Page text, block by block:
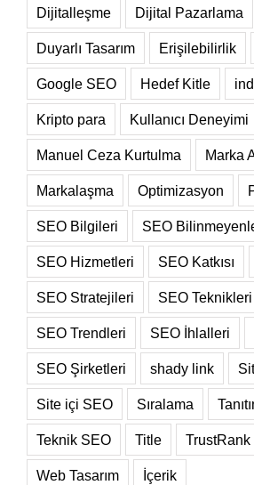
Dijitalleşme Dijital Pazarlama
Duyarlı Tasarım Erişilebilirlik
Google SEO Hedef Kitle
Kripto para Kullanıcı Deneyimi
Manuel Ceza Kurtulma Marka
Markalaşma Optimizasyon
SEO Bilgileri SEO
SEO Hizmetleri SEO Katkısı
SEO Stratejileri SEO Teknikleri
SEO Trendleri SEO İhlalleri
SEO Şirketleri shady link
Site içi SEO Sıralama
Teknik SEO Title TrustRank
Web Tasarım İçerik